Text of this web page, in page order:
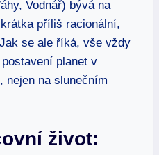
Vodnář) bývá na
příliš racionální,
se ale říká, vše vždy
planet v
nejen na slunečním
život: